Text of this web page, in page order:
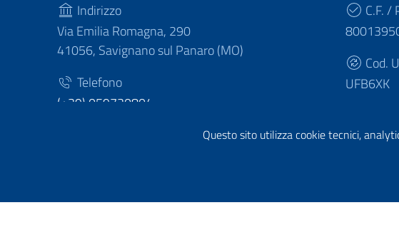
Questo sito utilizza cookie tecnici,
Indirizzo
Via Emilia Romagna, 290
41056, Savignano sul Panaro (MO)
Telefono
(+39) 059730804
C.F. /
Cod.
UFB6XK